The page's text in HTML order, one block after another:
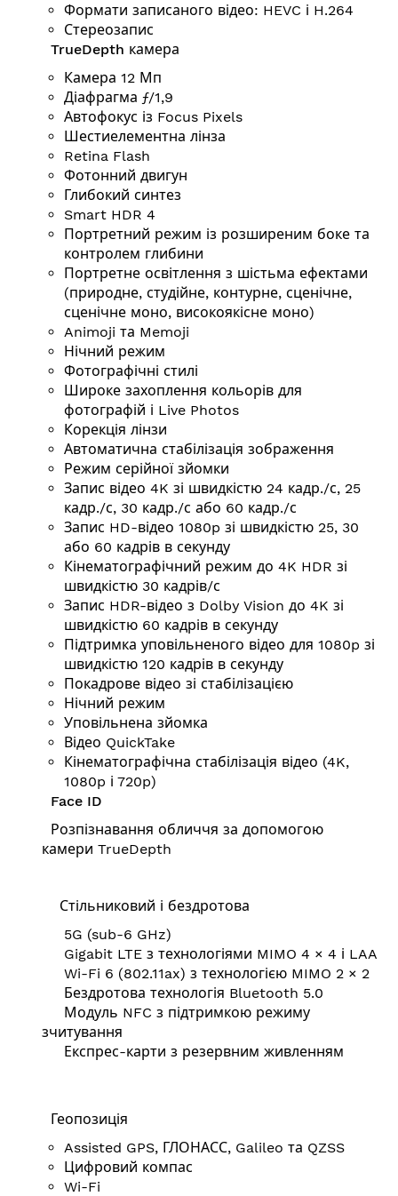
Формати записаного відео: HEVC і H.264
Стереозапис
TrueDepth камера
Камера 12 Мп
Діафрагма ƒ/1,9
Автофокус із Focus Pixels
Шестиелементна лінза
Retina Flash
Фотонний двигун
Глибокий синтез
Smart HDR 4
Портретний режим із розширеним боке та
контролем глибини
Портретне освітлення з шістьма ефектами
(природне, студійне, контурне, сценічне,
сценічне моно, високоякісне моно)
Animoji та Memoji
Нічний режим
Фотографічні стилі
Широке захоплення кольорів для
фотографій і Live Photos
Корекція лінзи
Автоматична стабілізація зображення
Режим серійної зйомки
Запис відео 4K зі швидкістю 24 кадр./с, 25
кадр./с, 30 кадр./с або 60 кадр./с
Запис HD-відео 1080p зі швидкістю 25, 30
або 60 кадрів в секунду
Кінематографічний режим до 4K HDR зі
швидкістю 30 кадрів/с
Запис HDR-відео з Dolby Vision до 4K зі
швидкістю 60 кадрів в секунду
Підтримка уповільненого відео для 1080p зі
швидкістю 120 кадрів в секунду
Покадрове відео зі стабілізацією
Нічний режим
Уповільнена зйомка
Відео QuickTake
Кінематографічна стабілізація відео (4K,
1080p і 720p)
Face ID
Розпізнавання обличчя за допомогою
камери TrueDepth
Стільниковий і бездротова
5G (sub-6 GHz)
Gigabit LTE з технологіями MIMO 4 × 4 і LAA
Wi-Fi 6 (802.11ax) з технологією MIMO 2 × 2
Бездротова технологія Bluetooth 5.0
Модуль NFC з підтримкою режиму
зчитування
Експрес-карти з резервним живленням
Геопозиція
Assisted GPS, ГЛОНАСС, Galileo та QZSS
Цифровий компас
Wi-Fi